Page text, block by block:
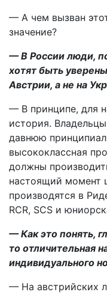
— А чем вызван
значение?
— В России люди,
хотят быть
Австрии, а не на
— В принципе, для
история.
давнюю
высококлассная
должны
настоящий момент
производятся в
RCR, SCS и
— Как это понять,
то отличительная
индивидуального
— На австрийских